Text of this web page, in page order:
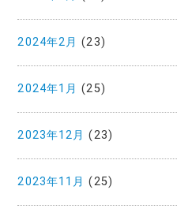
2024年2月 (23)
2024年1月 (25)
2023年12月 (23)
2023年11月 (25)